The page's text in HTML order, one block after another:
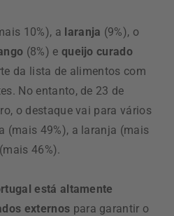
10%), a laranja (9%), o
(8%) e queijo curado
da lista de alimentos com
No entanto, de 23 de
o destaque vai para vários
(mais 49%), a laranja (mais
46%).
está altamente
externos para garantir o